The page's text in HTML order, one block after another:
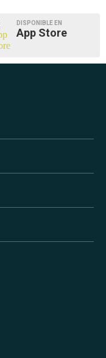
DISPONIBLE EN
App Store